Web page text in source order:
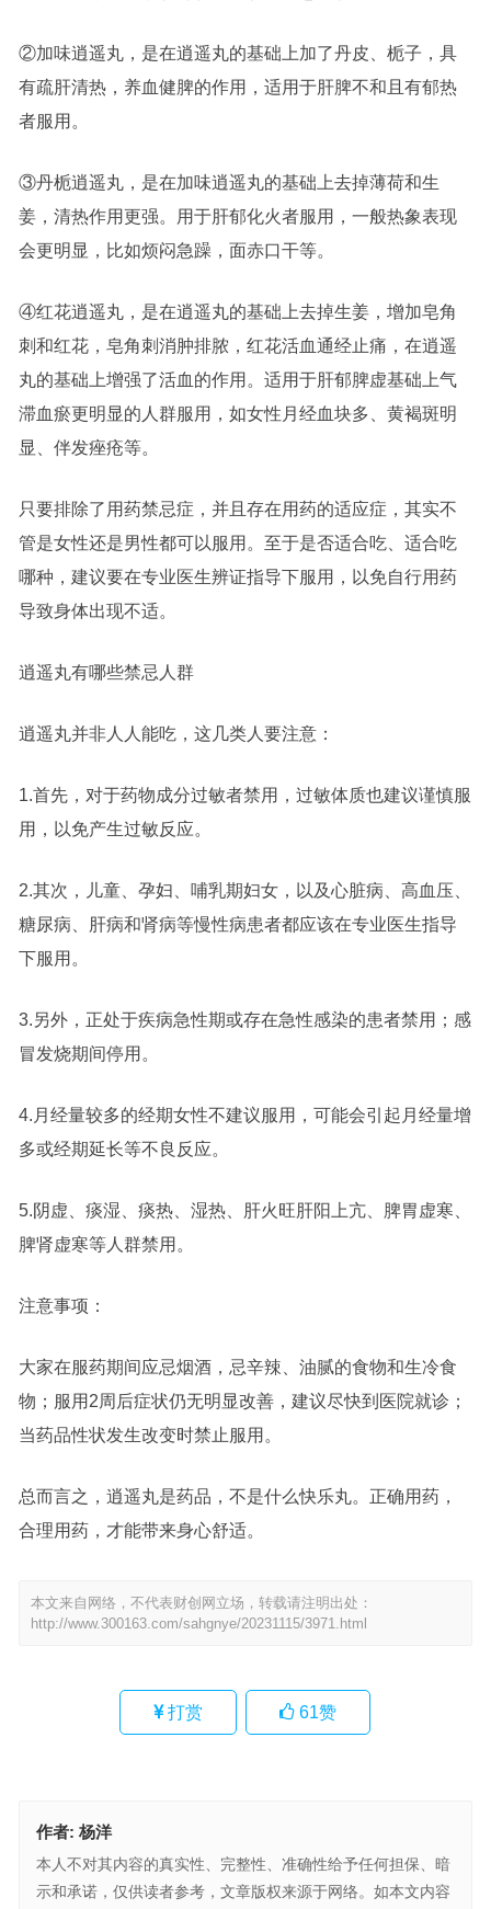
②加味逍遥丸，是在逍遥丸的基础上加了丹皮、栀子，具
有疏肝清热，养血健脾的作用，适用于肝脾不和且有郁热
者服用。
③丹栀逍遥丸，是在加味逍遥丸的基础上去掉薄荷和生
姜，清热作用更强。用于肝郁化火者服用，一般热象表现
会更明显，比如烦闷急躁，面赤口干等。
④红花逍遥丸，是在逍遥丸的基础上去掉生姜，增加皂角
刺和红花，皂角刺消肿排脓，红花活血通经止痛，在逍遥
丸的基础上增强了活血的作用。适用于肝郁脾虚基础上气
滞血瘀更明显的人群服用，如女性月经血块多、黄褐斑明
显、伴发痤疮等。
只要排除了用药禁忌症，并且存在用药的适应症，其实不
管是女性还是男性都可以服用。至于是否适合吃、适合吃
哪种，建议要在专业医生辨证指导下服用，以免自行用药
导致身体出现不适。
逍遥丸有哪些禁忌人群
逍遥丸并非人人能吃，这几类人要注意：
1.首先，对于药物成分过敏者禁用，过敏体质也建议谨慎服
用，以免产生过敏反应。
2.其次，儿童、孕妇、哺乳期妇女，以及心脏病、高血压、
糖尿病、肝病和肾病等慢性病患者都应该在专业医生指导
下服用。
3.另外，正处于疾病急性期或存在急性感染的患者禁用；感
冒发烧期间停用。
4.月经量较多的经期女性不建议服用，可能会引起月经量增
多或经期延长等不良反应。
5.阴虚、痰湿、痰热、湿热、肝火旺肝阳上亢、脾胃虚寒、
脾肾虚寒等人群禁用。
注意事项：
大家在服药期间应忌烟酒，忌辛辣、油腻的食物和生冷食
物；服用2周后症状仍无明显改善，建议尽快到医院就诊；
当药品性状发生改变时禁止服用。
总而言之，逍遥丸是药品，不是什么快乐丸。正确用药，
合理用药，才能带来身心舒适。
本文来自网络，不代表财创网立场，转载请注明出处：
http://www.300163.com/sahgnye/20231115/3971.html
打赏 61赞
作者: 杨洋
本人不对其内容的真实性、完整性、准确性给予任何担保、暗
示和承诺，仅供读者参考，文章版权来源于网络。如本文内容